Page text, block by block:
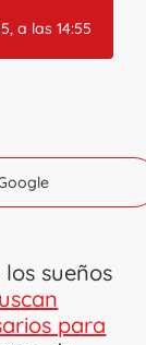
a las 14:55
sueños
para